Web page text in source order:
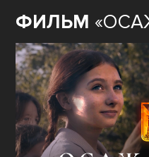
ФИЛЬМ